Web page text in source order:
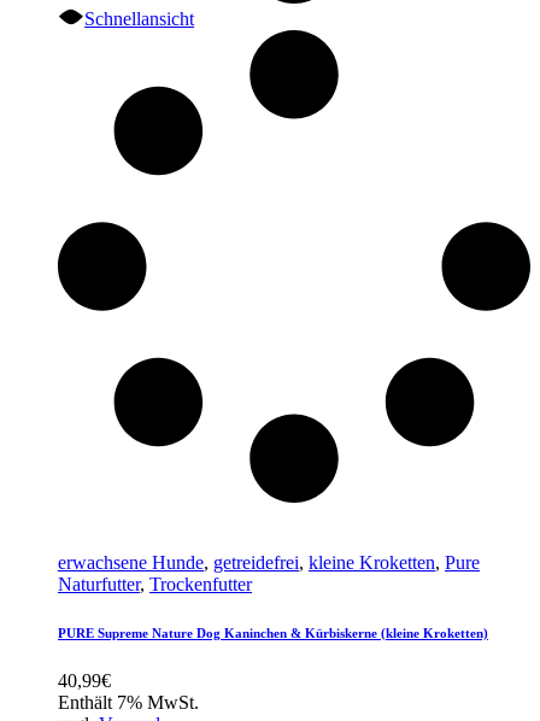
Schnellansicht
erwachsene Hunde, getreidefrei, kleine Kroketten, Pure
Naturfutter, Trockenfutter
PURE Supreme Nature Dog Kaninchen & Kürbiskerne (kleine Kroketten)
40,99€
Enthält 7% MwSt.